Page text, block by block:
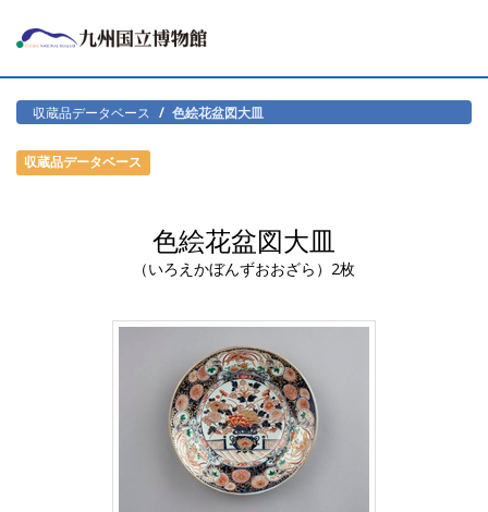
収蔵品データベース 色絵花盆図大皿
収蔵品データベース
色絵花盆図大皿
（いろえかぼんずおおざら）2枚